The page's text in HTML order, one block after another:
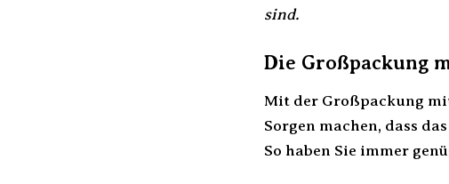
sind.
Die Großpackung
Mit der Großpackung
Sorgen machen, dass
So haben Sie immer